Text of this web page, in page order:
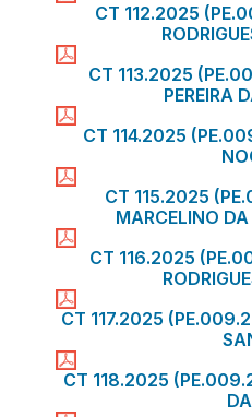
CT 112.2025
CT 113.2025
PEREIRA
CT 114.2025
CT 115.2025
MARCELINO
CT 116.2025
CT 117.2025
CT 118.2025